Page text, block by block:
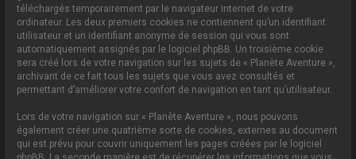
téléchargés temporairement par le navigateur internet de votre
ordinateur. Les deux premiers cookies ne contiennent qu’un identifiant
utilisateur et un identifiant anonyme de session qui vous sont
automatiquement assignés par le logiciel phpBB. Un troisième cookie
sera créé lors de votre navigation sur les sujets de « Planète Aventure »,
archivant de ce fait tous les sujets que vous avez consultés et
permettant d’améliorer votre confort de navigation en tant qu’utilisateur.
Lors de votre navigation sur « Planète Aventure », nous pouvons
également créer une quatrième sorte de cookies, externes au document
qui est prévu pour couvrir uniquement les pages créées par le logiciel